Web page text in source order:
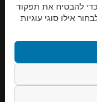
האתר
להבטיח את תפקוד
אילו סוגי עוגיות